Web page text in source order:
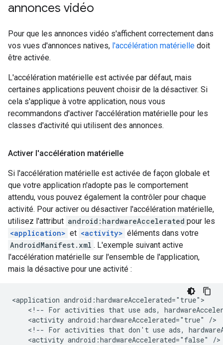
annonces vidéo
Pour que les annonces vidéo s'affichent correctement dans
vos vues d'annonces natives, l'accélération matérielle doit
être activée.
L'accélération matérielle est activée par défaut, mais
certaines applications peuvent choisir de la désactiver. Si
cela s'applique à votre application, nous vous
recommandons d'activer l'accélération matérielle pour les
classes d'activité qui utilisent des annonces.
Activer l'accélération matérielle
Si l'accélération matérielle est activée de façon globale et
que votre application n'adopte pas le comportement
attendu, vous pouvez également la contrôler pour chaque
activité. Pour activer ou désactiver l'accélération matérielle,
utilisez l'attribut android:hardwareAccelerated pour les
<application> et <activity> éléments dans votre
AndroidManifest.xml . L'exemple suivant active
l'accélération matérielle sur l'ensemble de l'application,
mais la désactive pour une activité :
<application
<!-- For activities that use ads,
<activity android:hardwareAccelerated="true"
<!-- For activities that don't use ads,
<activity android:hardwareAccelerated="false"
/>